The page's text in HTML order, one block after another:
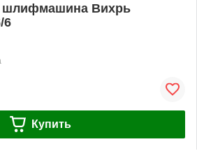
шлифмашина Вихрь
6
Купить